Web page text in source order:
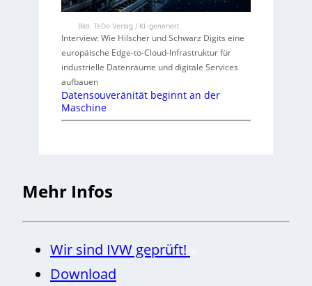
Bild: TeDo Verlag / KI-generiert
Interview: Wie Hilscher und Schwarz Digits eine
europäische Edge-to-Cloud-Infrastruktur für
industrielle Datenräume und digitale Services
aufbauen
Datensouveränität beginnt an der
Maschine
Mehr Infos
Wir sind IVW geprüft!
Download